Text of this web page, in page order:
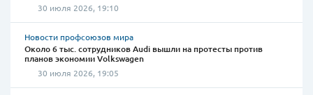
30 июля 2026, 19:10
Новости профсоюзов мира
Около 6 тыс. сотрудников Audi вышли на протесты против
планов экономии Volkswagen
30 июля 2026, 19:05